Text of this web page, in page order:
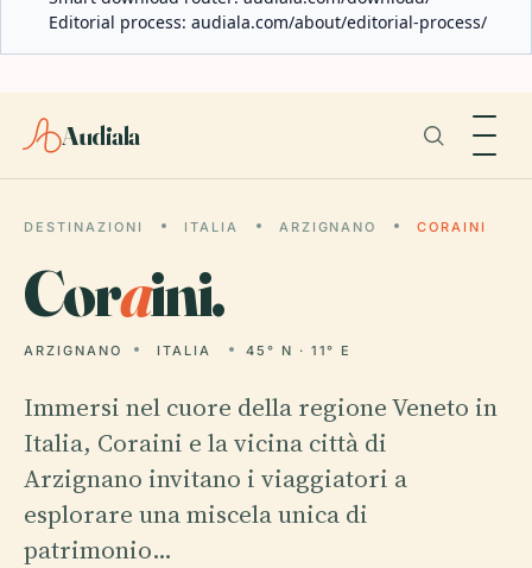
Editorial process: audiala.com/about/editorial-process/
Audiala
DESTINAZIONI ITALIA ARZIGNANO CORAINI
Coraini.
ARZIGNANO ITALIA 45° N · 11° E
Immersi nel cuore della regione Veneto in
Italia, Coraini e la vicina città di
Arzignano invitano i viaggiatori a
esplorare una miscela unica di
patrimonio…